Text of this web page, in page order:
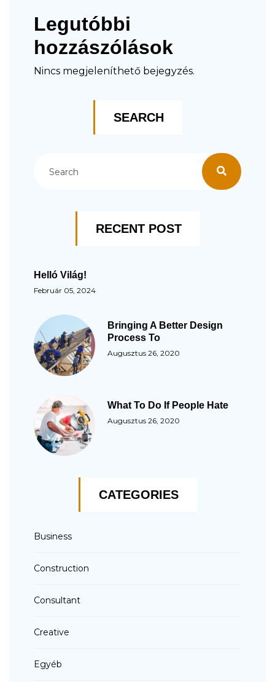
Legutóbbi
hozzászólások
Nincs megjeleníthető bejegyzés.
SEARCH
RECENT POST
Helló Világ!
Február 05, 2024
Bringing A Better Design
Process To
Augusztus 26, 2020
What To Do If People Hate
Augusztus 26, 2020
CATEGORIES
Business
Construction
Consultant
Creative
Egyéb